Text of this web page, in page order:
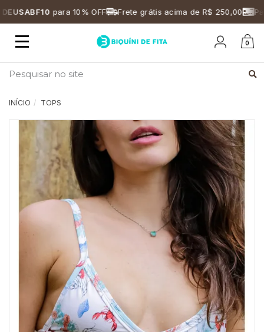
para 10% OFF Frete grátis acima de R$ 250,00
Mudar
0
INÍCIO TOPS